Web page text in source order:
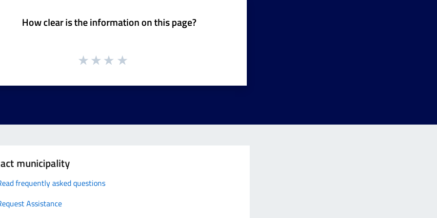
How clear is the information on this page?
municipality
frequently asked questions
Assistance